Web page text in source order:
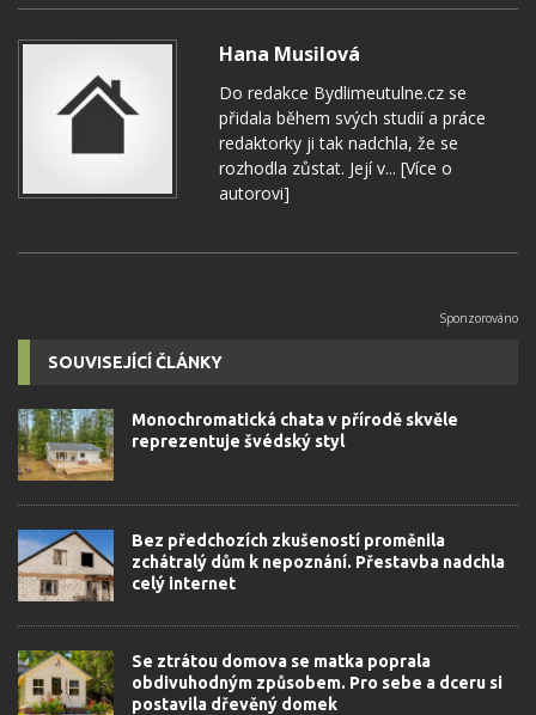
Hana Musilová
Do redakce Bydlimeutulne.cz se
přidala během svých studií a práce
redaktorky ji tak nadchla, že se
rozhodla zůstat. Její v... [Více o
autorovi]
SOUVISEJÍCÍ ČLÁNKY
Monochromatická chata v přírodě skvěle
reprezentuje švédský styl
Bez předchozích zkušeností proměnila
zchátralý dům k nepoznání. Přestavba nadchla
celý internet
Se ztrátou domova se matka poprala
obdivuhodným způsobem. Pro sebe a dceru si
postavila dřevěný domek